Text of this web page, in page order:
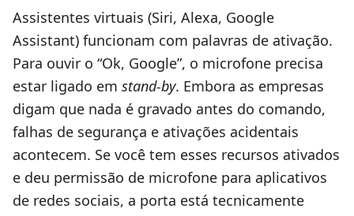
Assistentes virtuais (Siri, Alexa, Google
Assistant) funcionam com palavras de ativação.
Para ouvir o “Ok, Google”, o microfone precisa
estar ligado em stand-by. Embora as empresas
digam que nada é gravado antes do comando,
falhas de segurança e ativações acidentais
acontecem. Se você tem esses recursos ativados
e deu permissão de microfone para aplicativos
de redes sociais, a porta está tecnicamente